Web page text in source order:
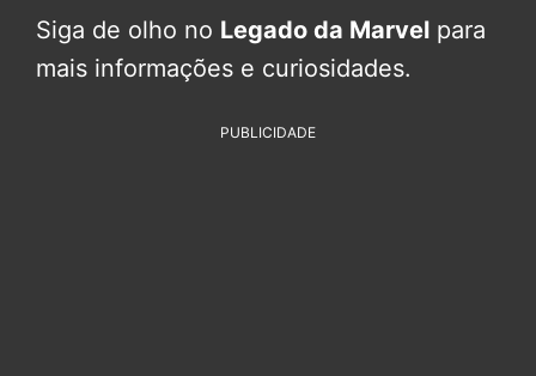
Siga de olho no Legado da Marvel para
mais informações e curiosidades.
PUBLICIDADE